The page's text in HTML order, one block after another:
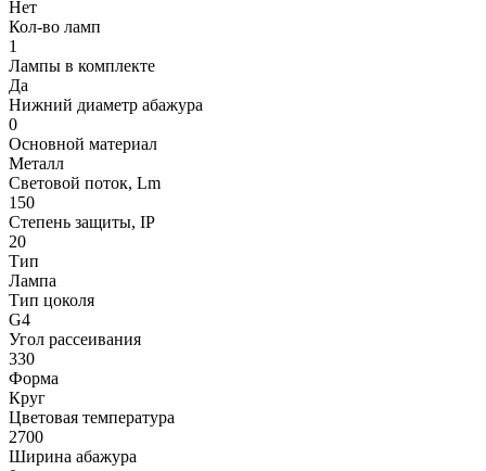
Нет
Кол-во ламп
1
Лампы в комплекте
Да
Нижний диаметр абажура
0
Основной материал
Металл
Световой поток, Lm
150
Степень защиты, IP
20
Тип
Лампа
Тип цоколя
G4
Угол рассеивания
330
Форма
Круг
Цветовая температура
2700
Ширина абажура